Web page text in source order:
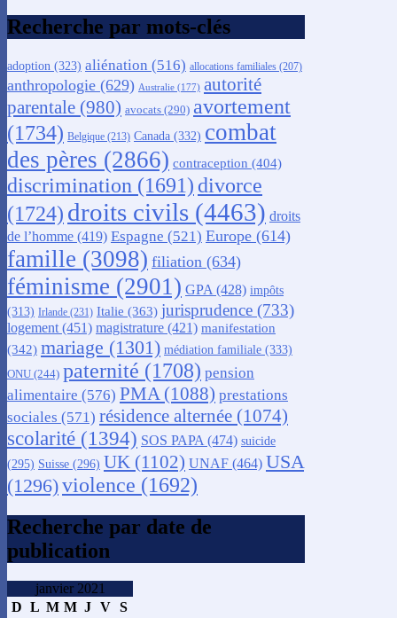
Recherche par mots-clés
adoption (323) aliénation (516) allocations familiales (207)
anthropologie (629) Australie (177) autorité
parentale (980) avocats (290) avortement
(1734) Belgique (213) Canada (332) combat
des pères (2866) contraception (404)
discrimination (1691) divorce
(1724) droits civils (4463) droits
de l’homme (419) Espagne (521) Europe (614)
famille (3098) filiation (634)
féminisme (2901) GPA (428) impôts
(313) Irlande (231) Italie (363) jurisprudence (733)
logement (451) magistrature (421) manifestation
(342) mariage (1301) médiation familiale (333)
ONU (244) paternité (1708) pension
alimentaire (576) PMA(1088) prestations
sociales (571) résidence alternée (1074)
scolarité (1394) SOS PAPA(474) suicide
(295) Suisse (296) UK (1102) UNAF (464) USA
(1296)violence (1692)
Recherche par date de
publication
janvier 2021
D L M M J V S